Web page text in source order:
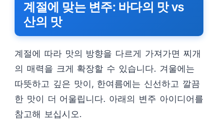
계절에 맞는 변주: 바다의 맛 vs
산의 맛
계절에 따라 맛의 방향을 다르게 가져가면 찌개
의 매력을 크게 확장할 수 있습니다. 겨울에는
따뜻하고 깊은 맛이, 한여름에는 신선하고 깔끔
한 맛이 더 어울립니다. 아래의 변주 아이디어를
참고해 보십시오.